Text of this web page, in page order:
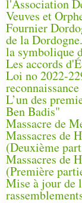
l'Association
Veuves et
Fournier
de la Dordogne.
la symbolique
Les accords
Loi no 2022-
L’un des
Ben Badis"
Massacre de
Massacres de
(Deuxième
Massacres de
(Première
Mise à jour de